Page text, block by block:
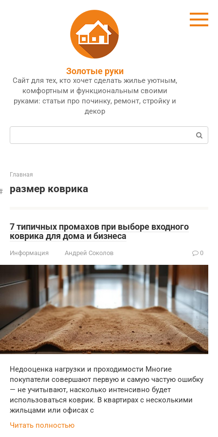
Золотые руки
Сайт для тех, кто хочет сделать жилье уютным,
комфортным и функциональным своими
руками: статьи про починку, ремонт, стройку и
декор
Поиск:
Главная
размер коврика
7 типичных промахов при выборе входного
коврика для дома и бизнеса
Информация Андрей Соколов 0
Недооценка нагрузки и проходимости Многие
покупатели совершают первую и самую частую ошибку
— не учитывают, насколько интенсивно будет
использоваться коврик. В квартирах с несколькими
жильцами или офисах с
Читать полностью